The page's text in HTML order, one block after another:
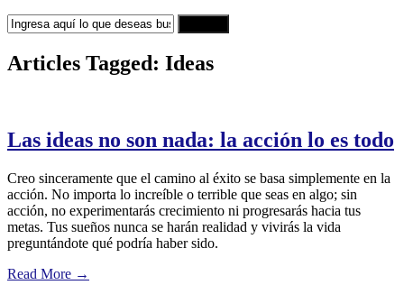
Articles Tagged: Ideas
Las ideas no son nada: la acción lo es todo
Creo sinceramente que el camino al éxito se basa simplemente en la
acción. No importa lo increíble o terrible que seas en algo; sin
acción, no experimentarás crecimiento ni progresarás hacia tus
metas. Tus sueños nunca se harán realidad y vivirás la vida
preguntándote qué podría haber sido.
Read More →